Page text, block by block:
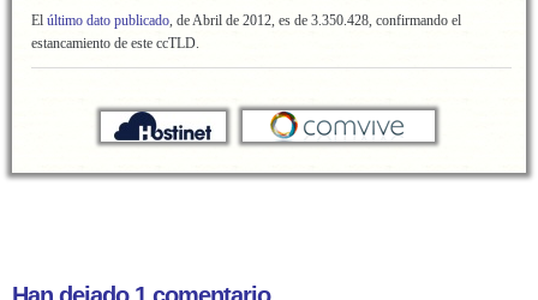
El último dato publicado, de Abril de 2012, es de 3.350.428, confirmando el
estancamiento de este ccTLD.